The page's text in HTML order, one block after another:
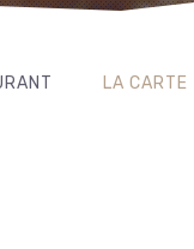
LA CARTE